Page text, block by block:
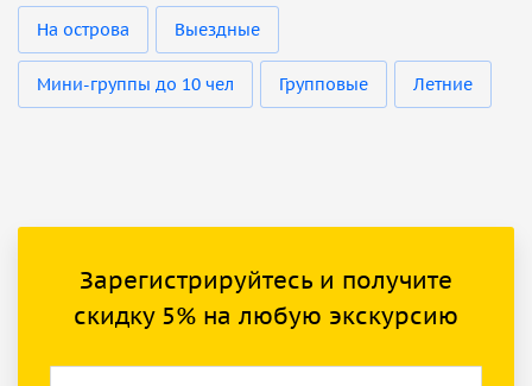
На острова Выездные
Мини-группы до 10 чел Групповые Летние
Зарегистрируйтесь и получите
скидку 5% на любую экскурсию